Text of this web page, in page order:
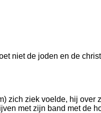
niet de joden en de
zich ziek voelde, hij
met zijn band met de